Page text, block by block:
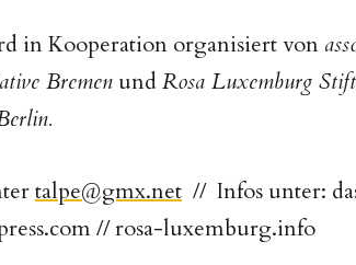
in Kooperation organisiert von
Bremen undRosa Luxemburg
talpe@gmx.net // Infos unter:
// rosa-luxemburg.info